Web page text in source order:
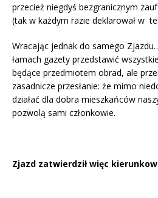
przecież niegdyś bezgranicznym
(tak w każdym razie deklarował w
Wracając jednak do samego
łamach gazety przedstawić
będące przedmiotem obrad, ale
zasadnicze przesłanie: że mimo
działać dla dobra mieszkańców
pozwolą sami członkowie.
Zjazd zatwierdził więc